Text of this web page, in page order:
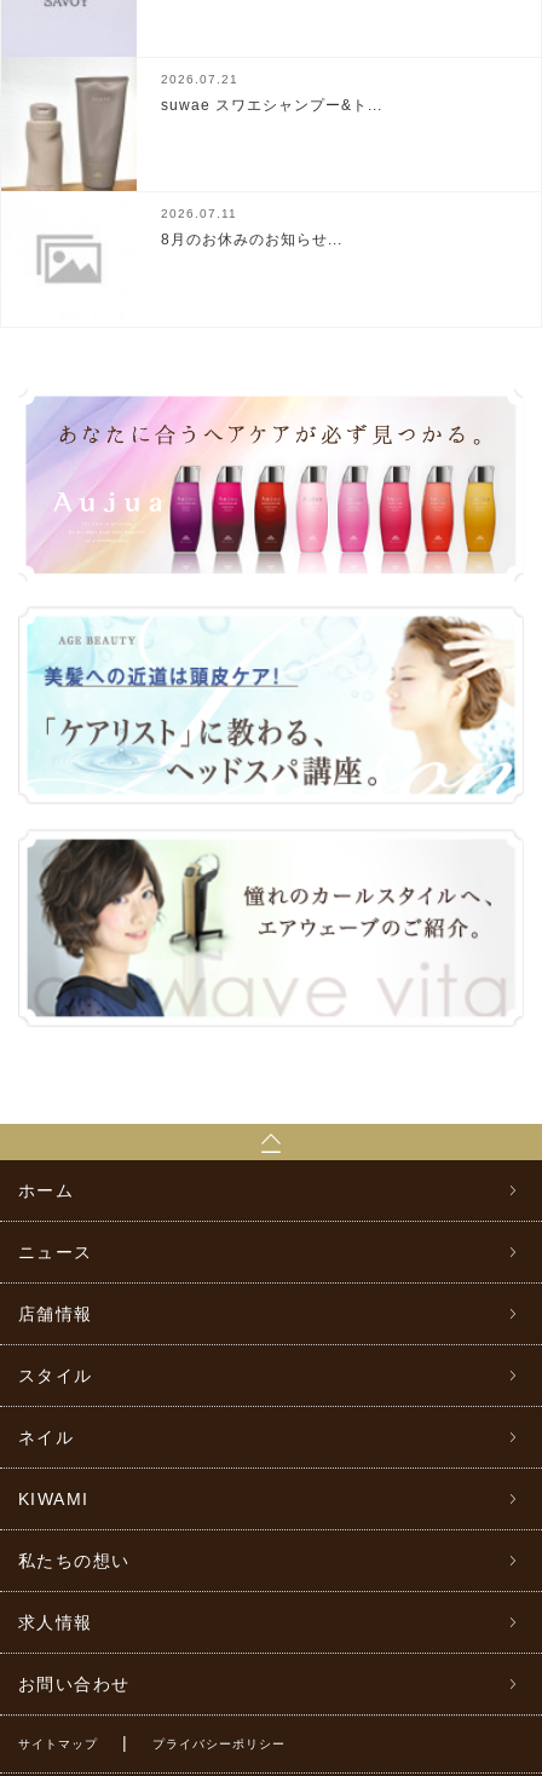
2026.07.21
suwae スワエシャンプー&ト...
2026.07.11
8月のお休みのお知らせ...
ホーム
ニュース
店舗情報
スタイル
ネイル
KIWAMI
私たちの想い
求人情報
お問い合わせ
サイトマップ | プライバシーポリシー